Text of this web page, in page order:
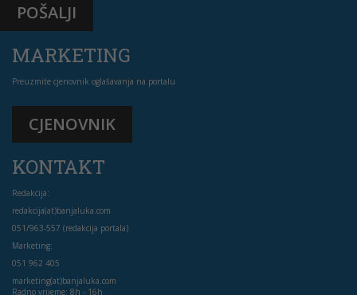
POŠALJI
MARKETING
Preuzmite cjenovnik oglašavanja na portalu
CJENOVNIK
KONTAKT
Redakcija:
redakcija(at)banjaluka.com
051/963-557 (redakcija portala)
Marketing:
051 962 405
marketing(at)banjaluka.com
Radno vrijeme: 8h - 16h